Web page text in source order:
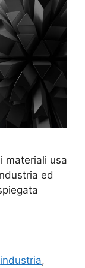
materiali usa
ed
industria,